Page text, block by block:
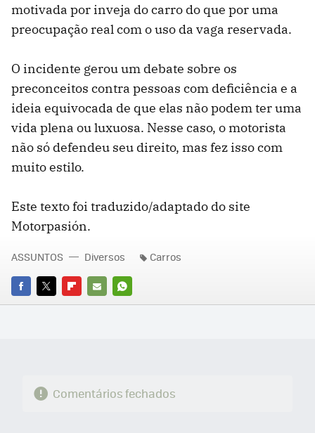
motivada por inveja do carro do que por uma
preocupação real com o uso da vaga reservada.
O incidente gerou um debate sobre os
preconceitos contra pessoas com deficiência e a
ideia equivocada de que elas não podem ter uma
vida plena ou luxuosa. Nesse caso, o motorista
não só defendeu seu direito, mas fez isso com
muito estilo.
Este texto foi traduzido/adaptado do site
Motorpasión.
FACEBOOK
TWITTERFLIPBOARD
E-
WHATSAPP
ASSUNTOS Diversos Carros
Comentários fechados